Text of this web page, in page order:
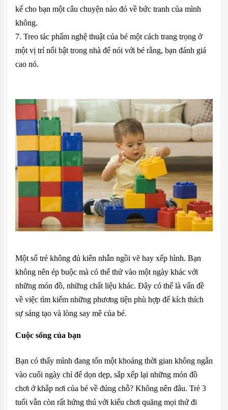
kể cho bạn một câu chuyện nào đó về bức tranh của mình
không.
7. Treo tác phẩm nghệ thuật của bé một cách trang trọng ở
một vị trí nổi bật trong nhà để nói với bé rằng, bạn đánh giá
cao nó.
Một số trẻ không đủ kiên nhẫn ngồi vẽ hay xếp hình. Bạn
không nên ép buộc mà có thể thử vào một ngày khác với
những món đồ, những chất liệu khác. Đây có thể là vấn đề
về việc tìm kiếm những phương tiện phù hợp để kích thích
sự sáng tạo và lòng say mê của bé.
Cuộc sống của bạn
Bạn có thấy mình đang tốn một khoảng thời gian không ngắn
vào cuối ngày chỉ để dọn dẹp, sắp xếp lại những món đồ
chơi ở khắp nơi của bé về đúng chỗ? Không nên đâu. Trẻ 3
tuổi vẫn còn rất hứng thú với kiểu chơi quăng mọi thứ đi